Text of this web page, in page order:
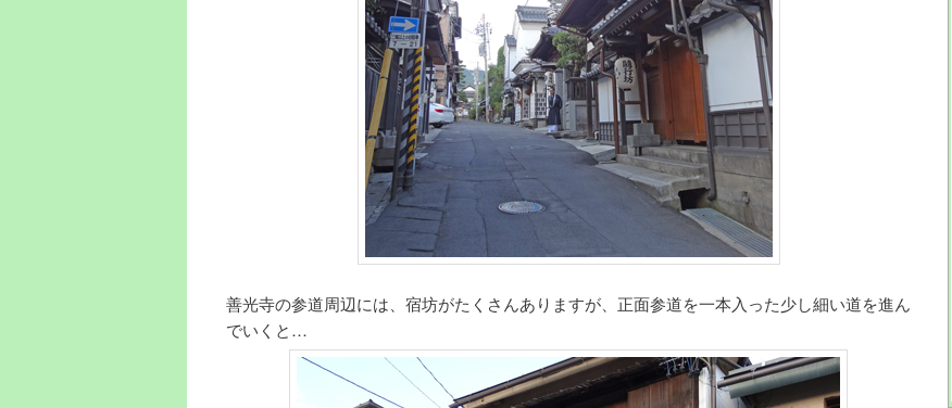
善光寺の参道周辺には、宿坊がたくさんありますが、正面参道を一本入った少し細い道を進ん
でいくと…